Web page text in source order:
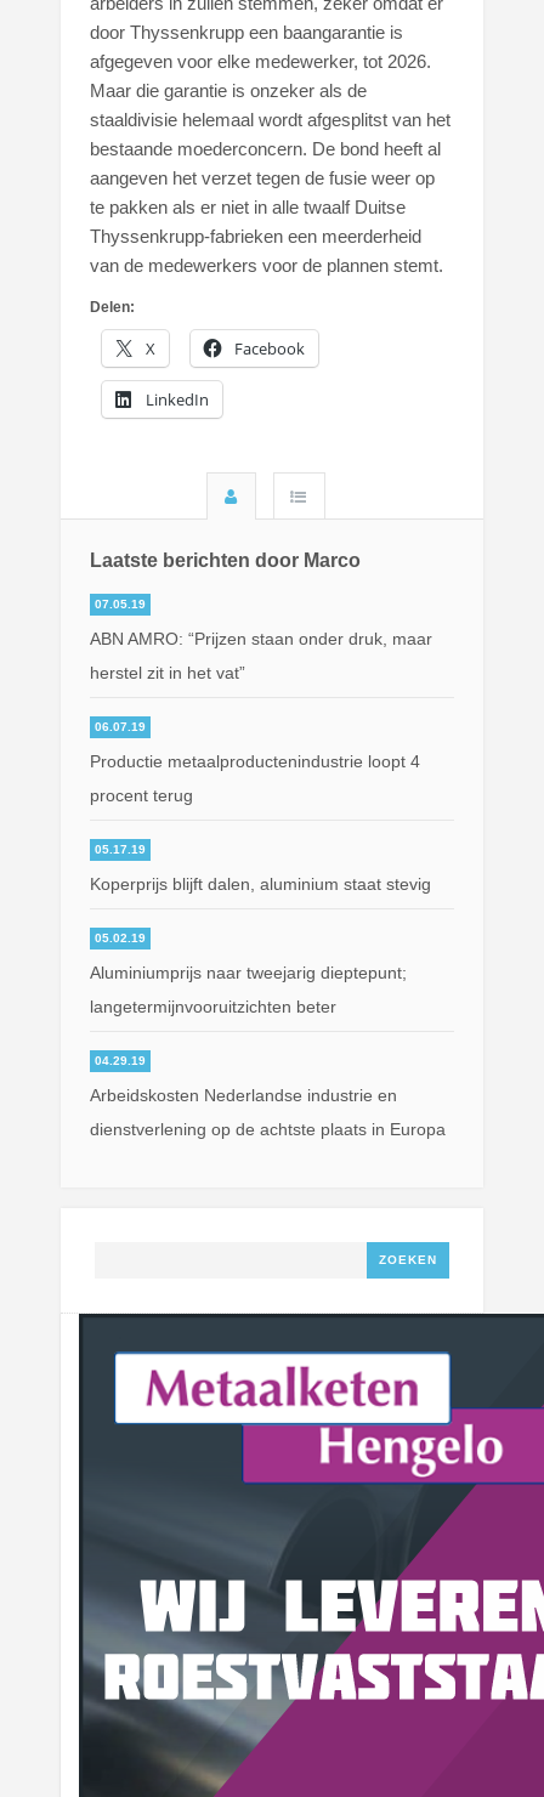
door Thyssenkrupp een baangarantie is
afgegeven voor elke medewerker, tot 2026.
Maar die garantie is onzeker als de
staaldivisie helemaal wordt afgesplitst van het
bestaande moederconcern. De bond heeft al
aangeven het verzet tegen de fusie weer op
te pakken als er niet in alle twaalf Duitse
Thyssenkrupp-fabrieken een meerderheid
van de medewerkers voor de plannen stemt.
Delen:
X Facebook
LinkedIn
Laatste berichten door Marco
07.05.19
ABN AMRO: “Prijzen staan onder druk, maar
herstel zit in het vat”
06.07.19
Productie metaalproductenindustrie loopt 4
procent terug
05.17.19
Koperprijs blijft dalen, aluminium staat stevig
05.02.19
Aluminiumprijs naar tweejarig dieptepunt;
langetermijnvooruitzichten beter
04.29.19
Arbeidskosten Nederlandse industrie en
dienstverlening op de achtste plaats in Europa